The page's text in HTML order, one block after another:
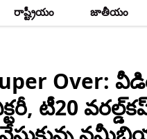
రాష్ట్రీయం జాతీయం
Over:
టీ20